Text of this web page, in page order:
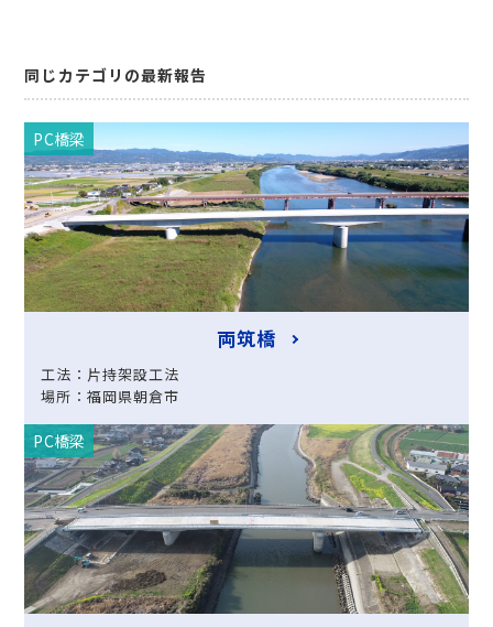
同じカテゴリの最新報告
PC橋梁
両筑橋
工法：片持架設工法
場所：福岡県朝倉市
PC橋梁